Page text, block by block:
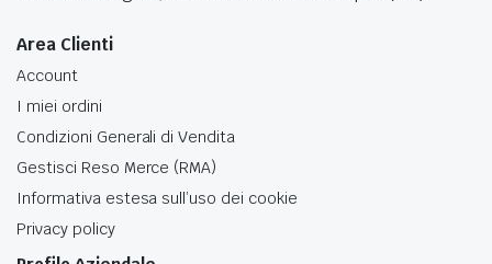
Area Clienti
Account
I miei ordini
Condizioni Generali di Vendita
Gestisci Reso Merce (RMA)
Informativa estesa sull’uso dei cookie
Privacy policy